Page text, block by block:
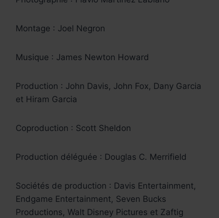
Montage : Joel Negron
Musique : James Newton Howard
Production : John Davis, John Fox, Dany Garcia
et Hiram Garcia
Coproduction : Scott Sheldon
Production déléguée : Douglas C. Merrifield
Sociétés de production : Davis Entertainment,
Endgame Entertainment, Seven Bucks
Productions, Walt Disney Pictures et Zaftig